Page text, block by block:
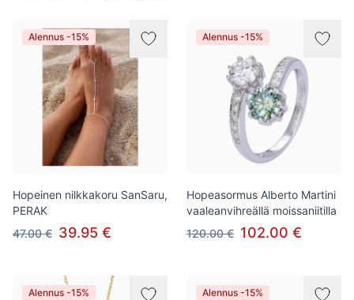
Alennus -15%
Hopeinen nilkkakoru SanSaru,
PERAK
47.00 € 39.95 €
Alennus -15%
Hopeasormus Alberto Martini
vaaleanvihreällä moissaniitilla
120.00 € 102.00 €
Alennus -15% Alennus -15%